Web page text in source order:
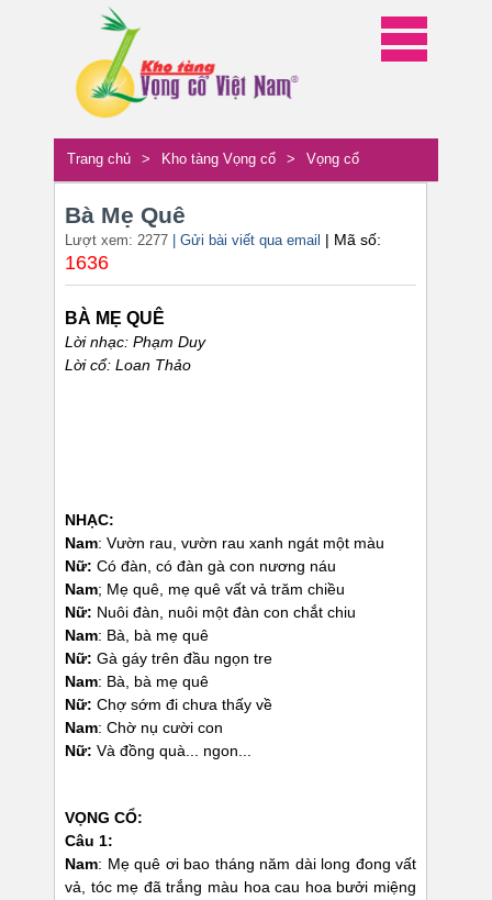
Trang chủ > Kho tàng Vọng cổ > Vọng cổ
Bà Mẹ Quê
Lượt xem: 2277 | Gửi bài viết qua email | Mã số:
1636
BÀ MẸ QUÊ
Lời nhạc: Phạm Duy
Lời cổ: Loan Thảo
NHẠC:
Nam: Vườn rau, vườn rau xanh ngát một màu
Nữ: Có đàn, có đàn gà con nương náu
Nam; Mẹ quê, mẹ quê vất vả trăm chiều
Nữ: Nuôi đàn, nuôi một đàn con chắt chiu
Nam: Bà, bà mẹ quê
Nữ: Gà gáy trên đầu ngọn tre
Nam: Bà, bà mẹ quê
Nữ: Chợ sớm đi chưa thấy về
Nam: Chờ nụ cười con
Nữ: Và đồng quà... ngon...
VỌNG CỔ:
Câu 1:
Nam: Mẹ quê ơi bao tháng năm dài long đong vất
vả, tóc mẹ đã trắng màu hoa cau hoa bưởi miệng